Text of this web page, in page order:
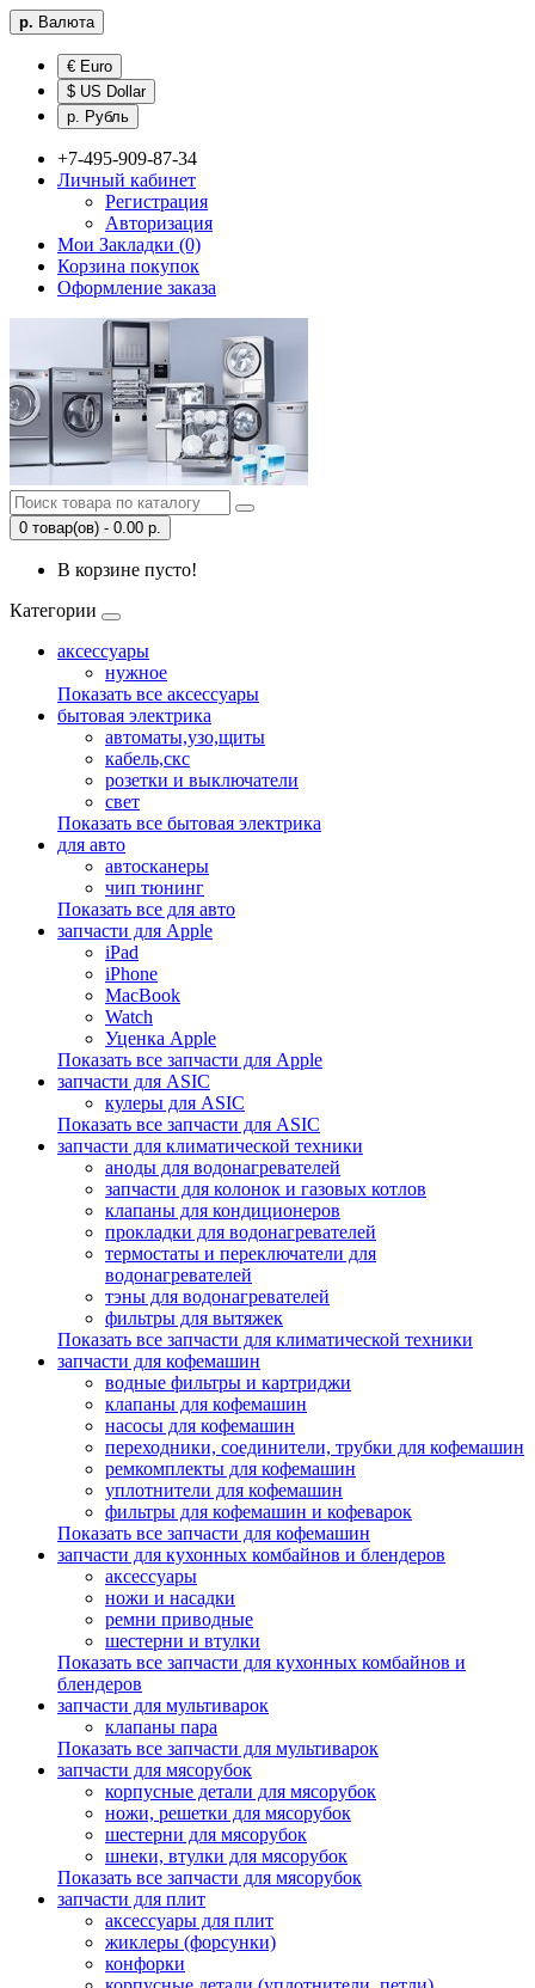
р. Валюта
€ Euro
$ US Dollar
р. Рубль
+7-495-909-87-34
Личный кабинет
Регистрация
Авторизация
Мои Закладки (0)
Корзина покупок
Оформление заказа
0 товар(ов) - 0.00 р.
В корзине пусто!
Категории
аксессуары
нужное
Показать все аксессуары
бытовая электрика
автоматы,узо,щиты
кабель,скс
розетки и выключатели
свет
Показать все бытовая электрика
для авто
автосканеры
чип тюнинг
Показать все для авто
запчасти для Apple
iPad
iPhone
MacBook
Watch
Уценка Apple
Показать все запчасти для Apple
запчасти для ASIC
кулеры для ASIC
Показать все запчасти для ASIC
запчасти для климатической техники
аноды для водонагревателей
запчасти для колонок и газовых котлов
клапаны для кондиционеров
прокладки для водонагревателей
термостаты и переключатели для
водонагревателей
тэны для водонагревателей
фильтры для вытяжек
Показать все запчасти для климатической техники
запчасти для кофемашин
водные фильтры и картриджи
клапаны для кофемашин
насосы для кофемашин
переходники, соединители, трубки для кофемашин
ремкомплекты для кофемашин
уплотнители для кофемашин
фильтры для кофемашин и кофеварок
Показать все запчасти для кофемашин
запчасти для кухонных комбайнов и блендеров
аксессуары
ножи и насадки
ремни приводные
шестерни и втулки
Показать все запчасти для кухонных комбайнов и
блендеров
запчасти для мультиварок
клапаны пара
Показать все запчасти для мультиварок
запчасти для мясорубок
корпусные детали для мясорубок
ножи, решетки для мясорубок
шестерни для мясорубок
шнеки, втулки для мясорубок
Показать все запчасти для мясорубок
запчасти для плит
аксессуары для плит
жиклеры (форсунки)
конфорки